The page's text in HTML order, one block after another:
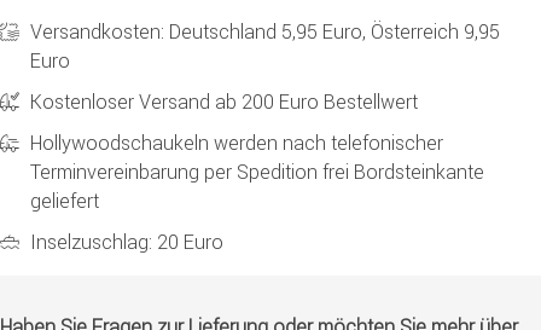
Versandkosten: Deutschland 5,95 Euro, Österreich 9,95
Euro
Kostenloser Versand ab 200 Euro Bestellwert
Hollywoodschaukeln werden nach telefonischer
Terminvereinbarung per Spedition frei Bordsteinkante
geliefert
Inselzuschlag: 20 Euro